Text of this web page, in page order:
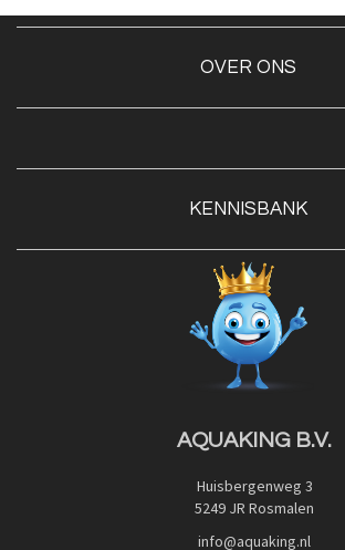
OVER ONS
Openingstijden
Contact
Privacy Policy
Veilig betalen met:
KENNISBANK
Blog
Advies
Red Label Filter Series
Nishikigoi-Ô
JPD Japan Pet Design
AQUAKING B.V.
Huisbergenweg 3
5249 JR Rosmalen
info@aquaking.nl